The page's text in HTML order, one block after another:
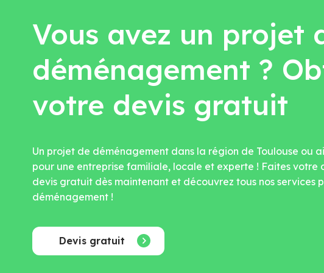
Vous avez un projet
déménagement ?
votre devis gratuit
Un projet de déménagement dans la région de Toulouse ou
pour une entreprise familiale, locale et experte ! Faites votre
devis gratuit dès maintenant et découvrez tous nos services
déménagement !
Devis gratuit